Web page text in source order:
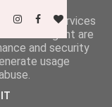
its services
user-agent are
and security
usage